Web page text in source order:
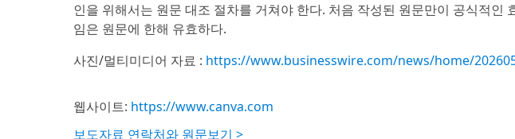
인을 위해서는 원문 대조 절차를 거쳐야 한다. 처음 작성된 원문만이 공식적인
임은 원문에 한해 유효하다.
사진/멀티미디어 자료 : https://www.businesswire.com/news/home/
웹사이트: https://www.canva.com
보도자료 연락처와 원문보기 >